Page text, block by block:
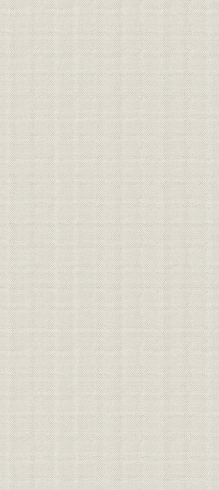
第2章 関係会社の管理
第3章 関係会社の概要
資料編
住友の事業精神
企業理念
住友グループ発展略図
定款
役員任期一覧
組織の変遷
財務
株式
労務
技術・製品
社歌
年表
参考文献
索引
あとがき